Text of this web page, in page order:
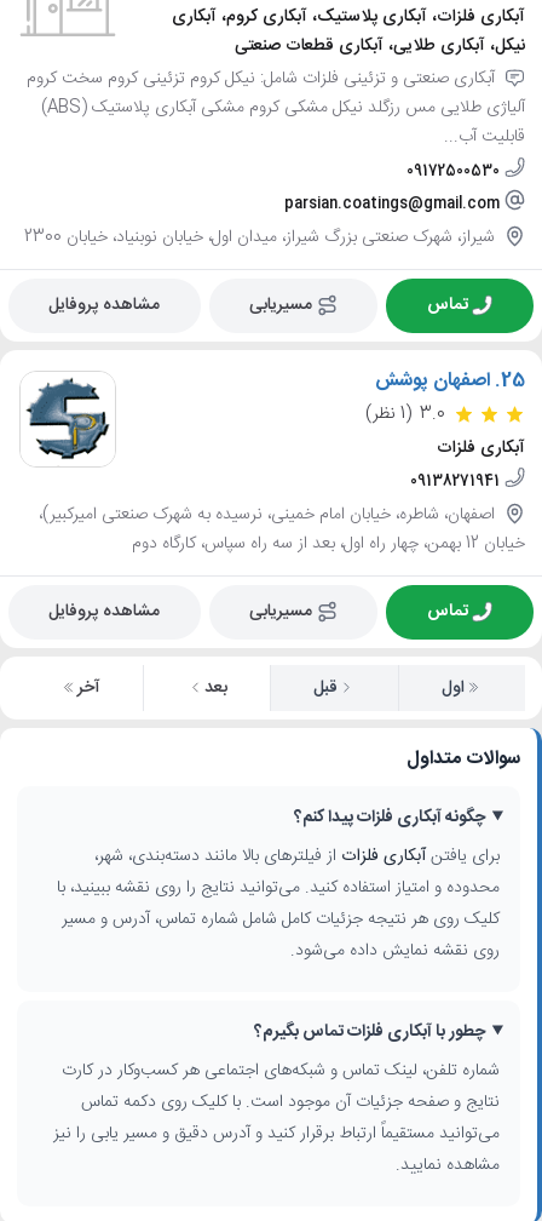
آبکاری فلزات، آبکاری پلاستیک، آبکاری کروم، آبکاری
نیکل، آبکاری طلایی، آبکاری قطعات صنعتی
آبکاری صنعتی و تزئینی فلزات شامل: نیکل کروم تزئینی کروم سخت کروم
آلیاژی طلایی مس رزگلد نیکل مشکی کروم مشکی آبکاری پلاستیک (ABS)
قابلیت آب...
09172500530
parsian.coatings@gmail.com
شیراز، شهرک صنعتی بزرگ شیراز، میدان اول، خیابان نوبنیاد، خیابان 2300
تماس مسیریابی مشاهده پروفایل
25. اصفهان پوشش
3.0 (1 نظر)
آبکاری فلزات
09138271941
اصفهان، شاطره، خیابان امام خمینی، نرسیده به شهرک صنعتی امیرکبیر)،
خیابان 12 بهمن، چهار راه اول، بعد از سه راه سپاس، کارگاه دوم
تماس مسیریابی مشاهده پروفایل
اول قبل بعد آخر
سوالات متداول
چگونه آبکاری فلزات پیدا کنم؟
برای یافتنآبکاری فلزات از فیلترهای بالا مانند دسته‌بندی، شهر،
محدوده و امتیاز استفاده کنید. می‌توانید نتایج را روی نقشه ببینید، با
کلیک روی هر نتیجه جزئیات کامل شامل شماره تماس، آدرس و مسیر
روی نقشه نمایش داده می‌شود.
چطور با آبکاری فلزات تماس بگیرم؟
شماره تلفن، لینک تماس و شبکه‌های اجتماعی هر کسب‌وکار در کارت
نتایج و صفحه جزئیات آن موجود است. با کلیک روی دکمه تماس
می‌توانید مستقیماً ارتباط برقرار کنید و آدرس دقیق و مسیر یابی را نیز
مشاهده نمایید.